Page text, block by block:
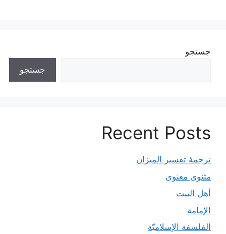
جستجو
جستجو
Recent Posts
ترجمۀ تفسیر المیزان
مثنوی معنوی
أهل البيت
الإمامة
الفلسفة الإسلاميّة